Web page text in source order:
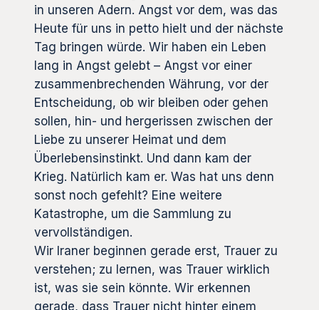
in unseren Adern. Angst vor dem, was das
Heute für uns in petto hielt und der nächste
Tag bringen würde. Wir haben ein Leben
lang in Angst gelebt – Angst vor einer
zusammenbrechenden Währung, vor der
Entscheidung, ob wir bleiben oder gehen
sollen, hin- und hergerissen zwischen der
Liebe zu unserer Heimat und dem
Überlebensinstinkt. Und dann kam der
Krieg. Natürlich kam er. Was hat uns denn
sonst noch gefehlt? Eine weitere
Katastrophe, um die Sammlung zu
vervollständigen.
Wir Iraner beginnen gerade erst, Trauer zu
verstehen; zu lernen, was Trauer wirklich
ist, was sie sein könnte. Wir erkennen
gerade, dass Trauer nicht hinter einem